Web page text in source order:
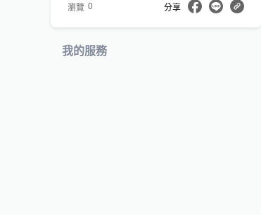
瀏覽 0 分享
我的服務